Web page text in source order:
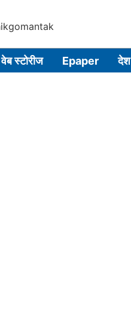
वेब स्टोरीज Epaper देश